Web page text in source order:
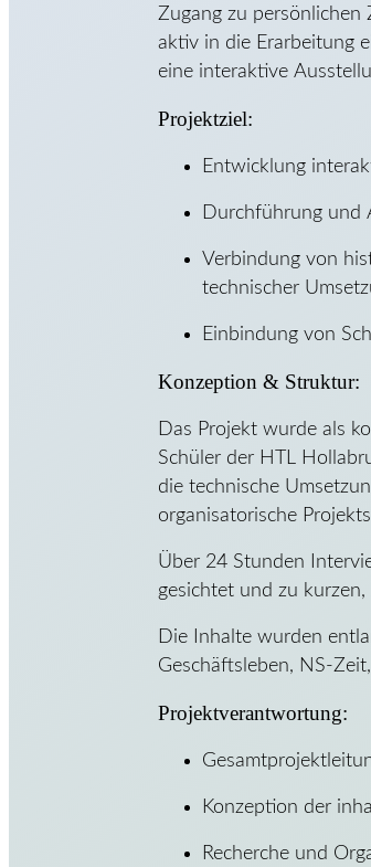
Zugang zu persönlichen
aktiv in die Erarbeitung
eine interaktive
Projektziel:
Entwicklung
Durchführung
Verbindung von
technischer
Einbindung von
Konzeption & Struktur:
Das Projekt wurde als
Schüler der HTL
die technische
organisatorische
Über 24 Stunden
gesichtet und zu
Die Inhalte wurden
Geschäftsleben, NS-
Projektverantwortung:
Konzeption der
Recherche und